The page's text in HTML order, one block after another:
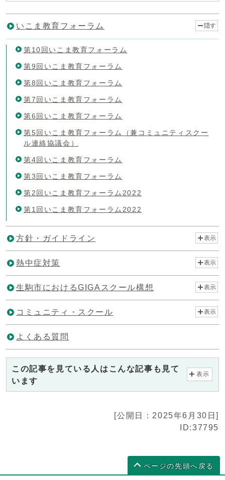
いこま教育フォーラム 隠す
第10回いこま教育フォーラム
第9回いこま教育フォーラム
第8回いこま教育フォーラム
第7回いこま教育フォーラム
第6回いこま教育フォーラム
第5回いこま教育フォーラム（兼コミュニティスクー
ル連絡協議会）
第4回いこま教育フォーラム
第3回いこま教育フォーラム
第2回いこま教育フォーラム2022
第1回いこま教育フォーラム2022
方針・ガイドライン 表示
熱中症対策 表示
生駒市におけるGIGAスクール構想 表示
コミュニティ・スクール 表示
よくある質問
この記事を見ている人はこんな記事も見て
います
表示
[公開日：2025年6月30日]
ID:37795
ページの先頭へ戻る